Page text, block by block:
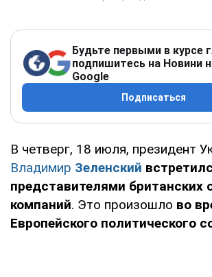
Будьте первыми в курсе
подпишитесь на Новини
Google
Подписаться
В четверг, 18 июля, президент
Владимир Зеленский
представителями британских
компаний. Это произошло во
Европейского политического